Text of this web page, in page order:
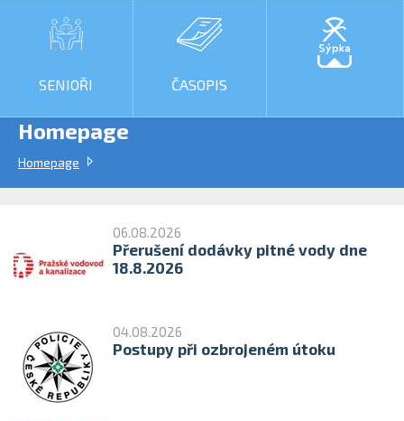
SENIOŘI ČASOPIS
Homepage
Homepage
06.08.2026
Přerušení dodávky pitné vody dne
18.8.2026
04.08.2026
Postupy při ozbrojeném útoku